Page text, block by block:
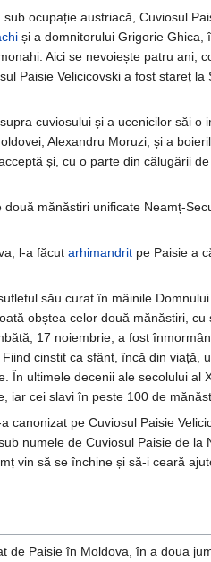
ocupație austriacă, Cuviosul
și a domnitorului Grigorie Ghica,
Aici se nevoiește patru ani,
Paisie Velicicovski a fost stareț
cuviosului și a ucenicilor săi o
Alexandru Moruzi, și a
și, cu o parte din călugării
mănăstiri unificate Neamț-
l-a făcut arhimandrit pe Paisie a
său curat în mâinile
obștea celor două mănăstiri,
17 noiembrie, a fost
. Fiind cinstit ca sfânt, încă din viață,
În ultimele decenii ale secolului al
iar cei slavi în peste 100 de
a canonizat pe Cuviosul Paisie
numele de Cuviosul Paisie de
vin să se închine și să-i ceară
de Paisie în Moldova, în a doua